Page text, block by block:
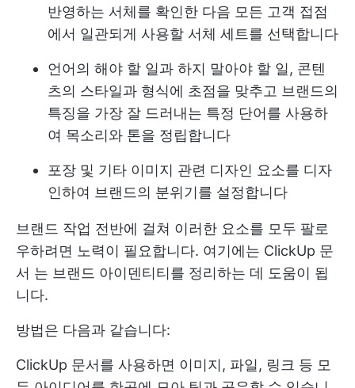
반영하는 서체를 확인한 다음 모든 고객 접점
에서 일관되게 사용할 서체 세트를 선택합니다
언어의 해야 할 일과 하지 말아야 할 일, 콘텐
츠의 스타일과 형식에 초점을 맞추고 브랜드의
특징을 가장 잘 드러내는 특정 단어를 사용하
여 목소리와 톤을 정립합니다
포장 및 기타 이미지 관련 디자인 요소를 디자
인하여 브랜드의 분위기를 설정합니다
브랜드 작업 전반에 걸쳐 이러한 요소를 모두 팔로
우하려면 노력이 필요합니다. 여기에는 ClickUp 문
서 는 브랜드 아이덴티티를 정리하는 데 도움이 됩
니다.
방법은 다음과 같습니다:
ClickUp 문서를 사용하면 이미지, 파일, 링크 등 모